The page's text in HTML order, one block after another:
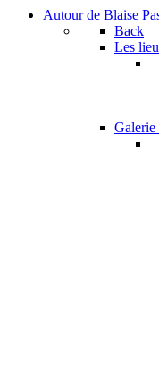
Autour de Blaise
Back
Les
Galerie